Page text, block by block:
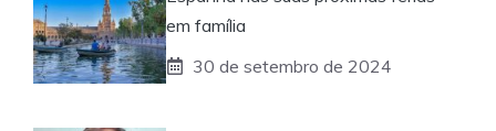
em família
30 de setembro de 2024